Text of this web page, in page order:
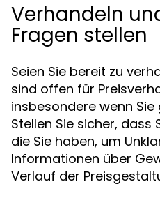
Verhandeln
Fragen stellen
Seien Sie bereit zu
sind offen für
insbesondere wenn
Stellen Sie sicher, dass
die Sie haben, um
Informationen über
Verlauf der